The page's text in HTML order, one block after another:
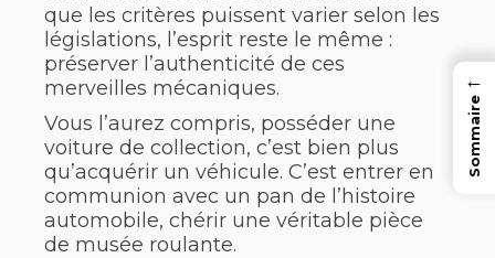
que les critères puissent varier selon les
législations, l’esprit reste le même :
préserver l’authenticité de ces
merveilles mécaniques.
Vous l’aurez compris, posséder une
voiture de collection, c’est bien plus
qu’acquérir un véhicule. C’est entrer en
communion avec un pan de l’histoire
automobile, chérir une véritable pièce
de musée roulante.
←
Sommaire